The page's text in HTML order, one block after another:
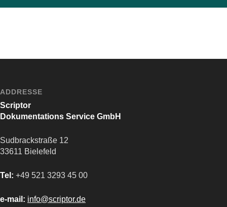
ADDRESSE
Scriptor
Dokumentations Service GmbH
Sudbrackstraße 12
33611 Bielefeld
Tel: +49 521 3293 45 00
e-mail: info@scriptor.de